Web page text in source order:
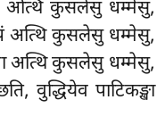
अत्थि कुसलेसु धम्मेसु,
अत्थि कुसलेसु धम्मेसु,
अत्थि कुसलेसु धम्मेसु,
वुद्धियेव पाटिकङ्खा